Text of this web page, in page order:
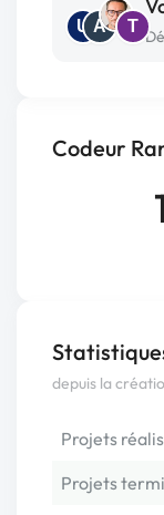
Codeur
depuis la
Projets
Projets
U A T